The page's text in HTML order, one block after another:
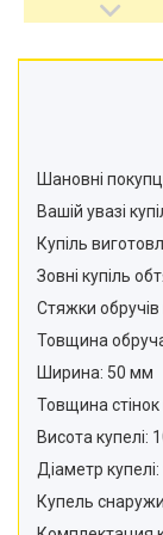
Шановні
Вашій увазі
Купіль
Зовні купіль
Стяжки обручів
Товщина
Ширина: 50 мм
Товщина
Висота купелі:
Діаметр купелі:
Купель